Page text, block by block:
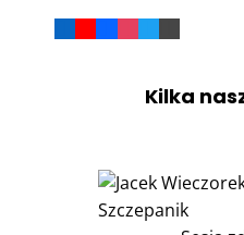
Kilka